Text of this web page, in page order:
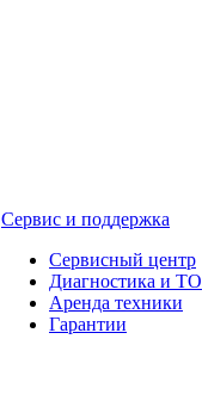
Сервис и поддержка
Сервисный центр
Диагностика и ТО
Аренда техники
Гарантии